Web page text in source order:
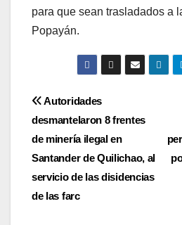
para que sean trasladados a
Popayán.
Navegación
de
entradas
Autoridades
desmantelaron 8 frentes
de minería ilegal en
Santander de Quilichao, al
servicio de las disidencias
de las farc